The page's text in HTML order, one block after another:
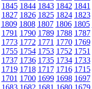
1845 1844 1843 1842 1841
1827 1826 1825 1824 1823
1809 1808 1807 1806 1805
1791 1790 1789 1788 1787
1773 1772 1771 1770 1769
1755 1754 1753 1752 1751
1737 1736 1735 1734 1733
1719 1718 1717 1716 1715
1701 1700 1699 1698 1697
1683 1682 1681 1680 1679